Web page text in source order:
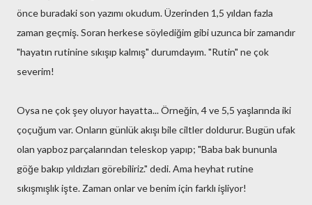
önce buradaki son yazımı okudum. Üzerinden 1,5 yıldan fazla
zaman geçmiş. Soran herkese söylediğim gibi uzunca bir zamandır
"hayatın rutinine sıkışıp kalmış" durumdayım. "Rutin" ne çok
severim!
Oysa ne çok şey oluyor hayatta... Örneğin, 4 ve 5,5 yaşlarında iki
çoçuğum var. Onların günlük akışı bile ciltler doldurur. Bugün ufak
olan yapboz parçalarından teleskop yapıp; "Baba bak bununla
göğe bakıp yıldızları görebiliriz." dedi. Ama heyhat rutine
sıkışmışlık işte. Zaman onlar ve benim için farklı işliyor!